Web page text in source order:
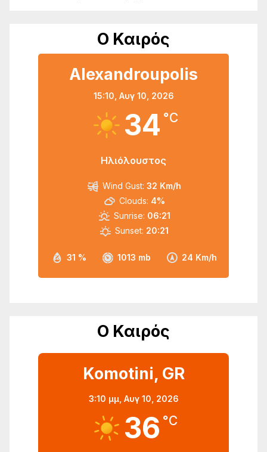
Ο Καιρός
Alexandroupolis
15:10, Αυγ 10, 2026
34 °C
Ηλιόλουστος
31 % 1013 mb 24 Km/h
Wind Gust: 32 Km/h
Clouds: 4%
Sunrise: 06:21
Sunset: 20:21
Ο Καιρός
Komotini, GR
3:10 μμ, Αυγ 10, 2026
36 °C